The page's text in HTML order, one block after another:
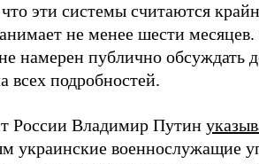
эти системы считаются
не менее шести
намерен публично обсуждать
всех подробностей.
России Владимир Путин
украинские военнослужащие